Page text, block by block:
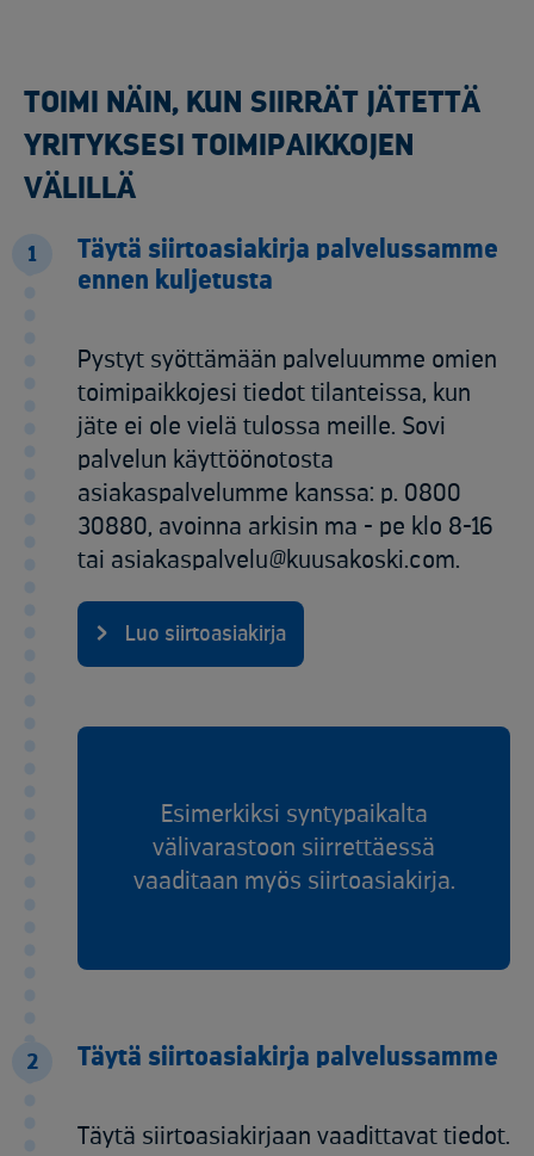
TOIMI NÄIN, KUN SIIRRÄT JÄTETTÄ
YRITYKSESI TOIMIPAIKKOJEN
VÄLILLÄ
1
Täytä siirtoasiakirja palvelussamme
ennen kuljetusta
Pystyt syöttämään palveluumme omien
toimipaikkojesi tiedot tilanteissa, kun
jäte ei ole vielä tulossa meille. Sovi
palvelun käyttöönotosta
asiakaspalvelumme kanssa: p. 0800
30880, avoinna arkisin ma - pe klo 8-16
tai asiakaspalvelu@kuusakoski.com.
Luo siirtoasiakirja
Esimerkiksi syntypaikalta
välivarastoon siirrettäessä
vaaditaan myös siirtoasiakirja.
2 Täytä siirtoasiakirja palvelussamme
Täytä siirtoasiakirjaan vaadittavat tiedot.